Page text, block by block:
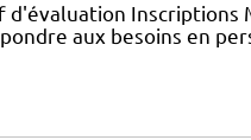
Inscriptions
aux besoins en